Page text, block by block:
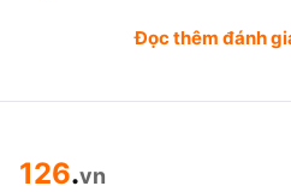
Đọc thêm đánh
126.vn